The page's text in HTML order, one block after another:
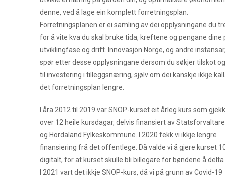
denne, ved å lage ein komplett forretningsplan.
Forretningsplanen er ei samling av dei opplysningane du
for å vite kva du skal bruke tida, kreftene og pengane dine
utviklingfase og drift. Innovasjon Norge, og andre
spør etter desse opplysningane dersom du søkjer tilskot
til investering i tilleggsnæring, sjølv om dei kanskje ikkje
det forretningsplan lengre.
I åra 2012 til 2019 var SNOP-kurset eit årleg kurs som gjekk
over 12 heile kursdagar, delvis finansiert av
og Hordaland Fylkeskommune. I 2020 fekk vi ikkje lengre
finansiering frå det offentlege. Då valde vi å gjere kurset
digitalt, for at kurset skulle bli billegare for bøndene å delta
I 2021 vart det ikkje SNOP-kurs, då vi på grunn av Covid-19